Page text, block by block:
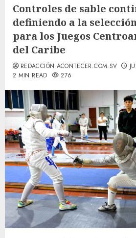
Controles de sable
definiendo a la
para los Juegos
del Caribe
REDACCIÓN ACONTECER.COM.SV
2 MIN READ
276